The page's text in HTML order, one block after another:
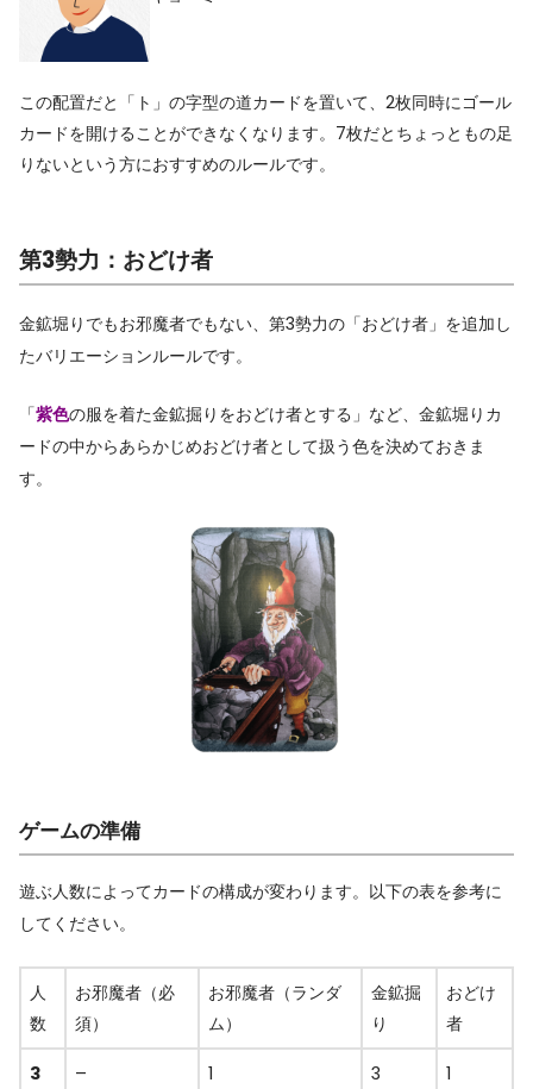
この配置だと「ト」の字型の道カードを置いて、2枚同時にゴール
カードを開けることができなくなります。7枚だとちょっともの足
りないという方におすすめのルールです。
第3勢力：おどけ者
金鉱堀りでもお邪魔者でもない、第3勢力の「おどけ者」を追加し
たバリエーションルールです。
「紫色の服を着た金鉱掘りをおどけ者とする」など、金鉱堀りカ
ードの中からあらかじめおどけ者として扱う色を決めておきま
す。
ゲームの準備
遊ぶ人数によってカードの構成が変わります。以下の表を参考に
してください。
人
数
お邪魔者（必
須）
お邪魔者（ランダ
ム）
金鉱掘
り
おどけ
者
3 – 1 3 1